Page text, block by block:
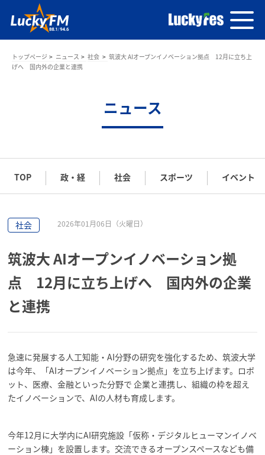
トップページ ニュース 社会
筑波大 AIオープンイノベーション拠点 12月に立ち上
げへ 国内外の企業と連携
ニュース
TOP 政・経 社会 スポーツ イベント
社会 2026年01月06日（火曜日）
筑波大 AIオープンイノベーション拠
点 12月に立ち上げへ 国内外の企業
と連携
急速に発展する人工知能・AI分野の研究を強化するため、筑波大学
は今年、「AIオープンイノベーション拠点」を立ち上げます。ロボ
ット、医療、金融といった分野で 企業と連携し、組織の枠を超え
たイノベーションで、AIの人材も育成します。
今年12月に大学内にAI研究施設「仮称・デジタルヒューマンイノベ
ーション棟」を設置します。交流できるオープンスペースなども備